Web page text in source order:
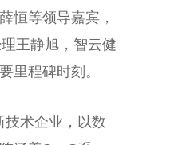
恒等领导嘉宾，
王静旭，智云健
里程碑时刻。
技术企业，以数